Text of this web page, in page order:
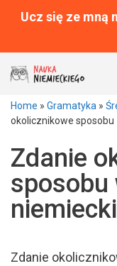
Ucz się ze mną
do
treściHome » Gramatyka »
okolicznikowe sposobu
Zdanie
sposobu
Zdanie